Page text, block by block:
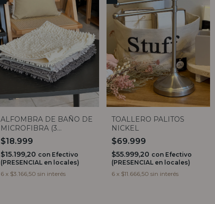
ALFOMBRA DE BAÑO DE
MICROFIBRA (3
COLORES)
$18.999
$15.199,20 con Efectivo
(PRESENCIAL en locales)
6 x $3.166,50 sin interés
TOALLERO PALITOS
NICKEL
$69.999
$55.999,20 con Efectivo
(PRESENCIAL en locales)
6 x $11.666,50 sin interés